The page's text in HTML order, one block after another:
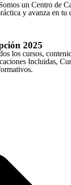
un Centro de
y avanza en tu
2025
los cursos,
Incluidas,